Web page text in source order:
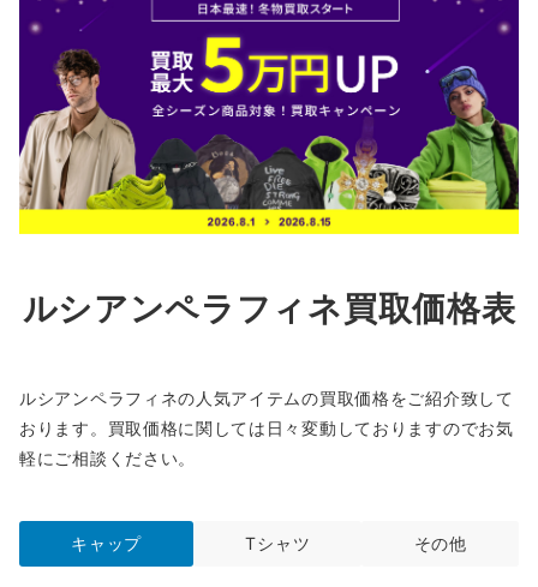
ルシアンペラフィネ買取価格表
ルシアンペラフィネの人気アイテムの買取価格をご紹介致して
おります。買取価格に関しては日々変動しておりますのでお気
軽にご相談ください。
キャップ Tシャツ その他